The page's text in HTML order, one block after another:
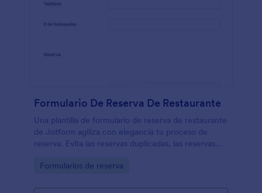
Formulario De Reserva De Restaurante
Una plantilla de formulario de reserva de restaurante
de Jotform agiliza con elegancia tu proceso de
reserva. Evita las reservas duplicadas, las reservas
Go to Category:
Formularios de reserva